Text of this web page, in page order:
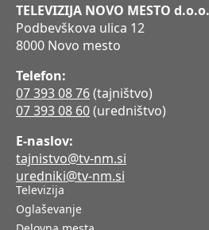
TELEVIZIJA NOVO MESTO d.o.o.
Podbevškova ulica 12
8000 Novo mesto
Telefon:
07 393 08 76(tajništvo)
07 393 08 60(uredništvo)
E-naslov:
tajnistvo@tv-nm.si
uredniki@tv-nm.si
Televizija
Oglaševanje